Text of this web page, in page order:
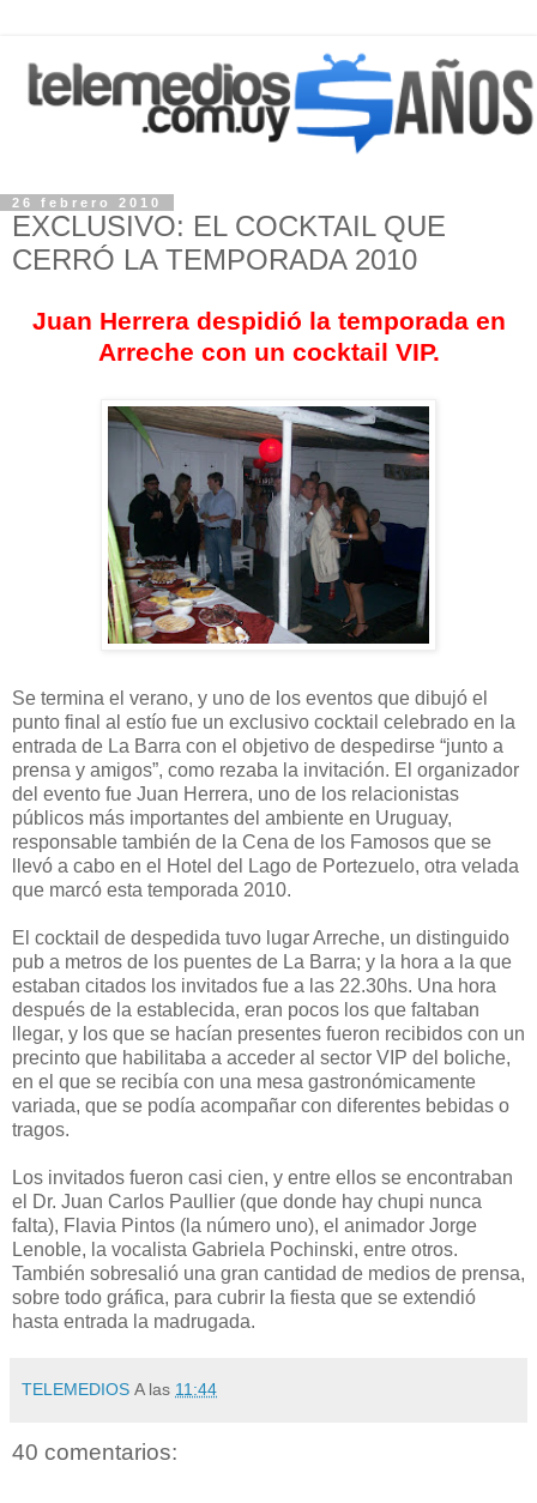
26 febrero 2010
EXCLUSIVO: EL COCKTAIL QUE
CERRÓ LA TEMPORADA 2010
Juan Herreradespidió la temporada en
Arreche con un cocktail VIP.
Se termina el verano, y uno de los eventos que dibujó el
punto final al estío fue un exclusivo cocktail celebrado en la
entrada de La Barra con el objetivo de despedirse “junto a
prensa y amigos”, como rezaba la invitación. El organizador
del evento fue Juan Herrera, uno de los relacionistas
públicos más importantes del ambiente en Uruguay,
responsable también de la Cena de los Famosos que se
llevó a cabo en el Hotel del Lago de Portezuelo, otra velada
que marcó esta temporada 2010.
El cocktail de despedida tuvo lugar Arreche, un distinguido
pub a metros de los puentes de La Barra; y la hora a la que
estaban citados los invitados fue a las 22.30hs. Una hora
después de la establecida, eran pocos los que faltaban
llegar, y los que se hacían presentes fueron recibidos con un
precinto que habilitaba a acceder al sector VIP del boliche,
en el que se recibía con una mesa gastronómicamente
variada, que se podía acompañar con diferentes bebidas o
tragos.
Los invitados fueron casi cien, y entre ellos se encontraban
el Dr. Juan Carlos Paullier (que donde hay chupi nunca
falta), Flavia Pintos (la número uno), el animador Jorge
Lenoble, la vocalista Gabriela Pochinski, entre otros.
También sobresalió una gran cantidad de medios de prensa,
sobre todo gráfica, para cubrir la fiesta que se extendió
hasta entrada la madrugada.
TELEMEDIOS A las 11:44
40 comentarios: